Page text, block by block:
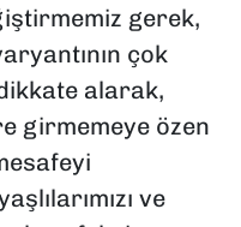
gerek,
çok
alarak,
girmemeye özen
ve